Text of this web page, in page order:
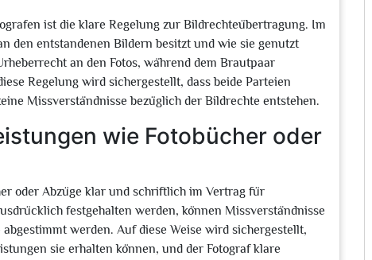
ist die klare Regelung zur Bildrechteübertragung. Im
den entstandenen Bildern besitzt und wie sie genutzt
an den Fotos, während dem Brautpaar
Regelung wird sichergestellt, dass beide Parteien
Missverständnisse bezüglich der Bildrechte entstehen.
wie Fotobücher oder
oder Abzüge klar und schriftlich im Vertrag für
festgehalten werden, können Missverständnisse
werden. Auf diese Weise wird sichergestellt,
sie erhalten können, und der Fotograf klare